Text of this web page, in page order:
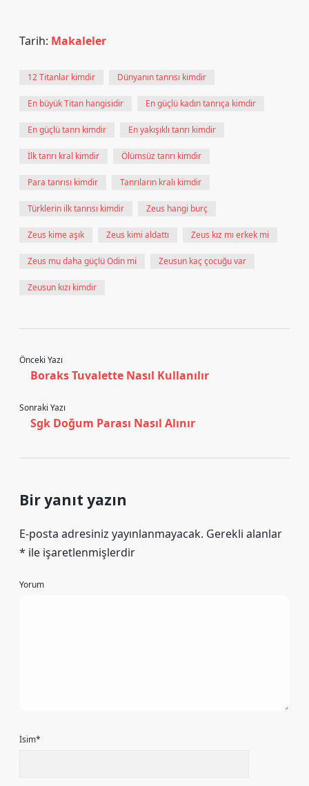
Tarih: Makaleler
12 Titanlar kimdir Dünyanın tanrısı kimdir
En büyük Titan hangisidir En güçlü kadın tanrıça kimdir
En güçlü tanrı kimdir En yakışıklı tanrı kimdir
İlk tanrı kral kimdir Ölümsüz tanrı kimdir
Para tanrısı kimdir Tanrıların kralı kimdir
Türklerin ilk tanrısı kimdir Zeus hangi burç
Zeus kime aşık Zeus kimi aldattı Zeus kız mı erkek mi
Zeus mu daha güçlü Odin mi Zeusun kaç çocuğu var
Zeusun kızı kimdir
Önceki Yazı
Boraks Tuvalette Nasıl Kullanılır
Sonraki Yazı
Sgk Doğum Parası Nasıl Alınır
Bir yanıt yazın
E-posta adresiniz yayınlanmayacak. Gerekli alanlar
* ile işaretlenmişlerdir
Yorum
İsim*